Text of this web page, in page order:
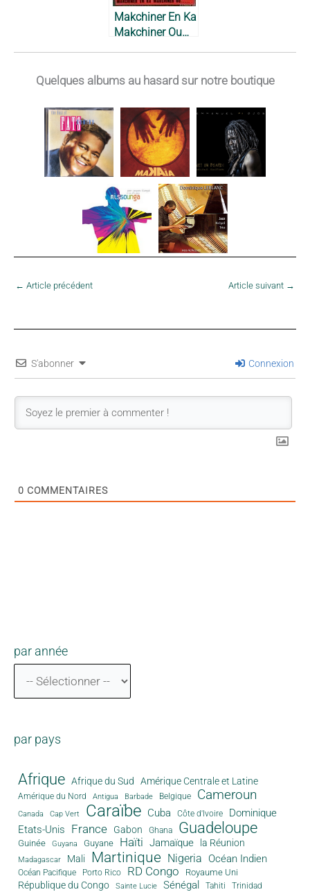
Makchiner En Ka
Makchiner Ou…
Quelques albums au hasard sur notre boutique
← Article précédent Article suivant →
S'abonner Connexion
0 COMMENTAIRES
par année
par pays
Afrique Afrique du Sud Amérique Centrale et Latine
Amérique du Nord Antigua Barbade Belgique Cameroun
Canada Cap Vert Caraïbe Cuba Côte d'Ivoire
Dominique
Etats-Unis
France Gabon Ghana Guadeloupe
Guinée Guyana Guyane Haïti Jamaïque la Réunion
Madagascar Mali Martinique Nigeria Océan Indien
Océan Pacifique Porto Rico RD Congo Royaume Uni
République du Congo Sainte Lucie Sénégal Tahiti Trinidad